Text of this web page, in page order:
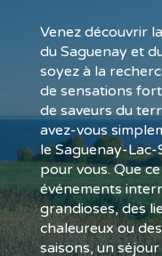
Venez découvrir
du Saguenay et
soyez à la
de sensations
de saveurs du
avez-vous
le Saguenay-
pour vous. Que
événements
grandioses, des
chaleureux ou
saisons, un